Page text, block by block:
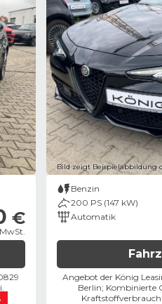
€
Bild zeigt Beispielabbildung
Benzin
200 PS (147 kW)
Automatik
Angebot der König
Berlin; Kombinierte